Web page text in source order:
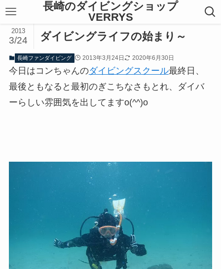
長崎のダイビングショップ
VERRYS
ダイビングライフの始まり～
2013
3/24
長崎ファンダイビング 2013年3月24日 2020年6月30日
今日はコンちゃんのダイビングスクール最終日、
最後ともなると最初のぎこちなさもとれ、ダイバ
ーらしい雰囲気を出してますo(^^)o